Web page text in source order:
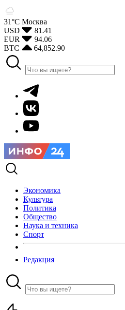
31°С Москва
USD
81.41
EUR
94.06
BTC
64,852.90
Экономика
Культура
Политика
Общество
Наука и техника
Спорт
Редакция